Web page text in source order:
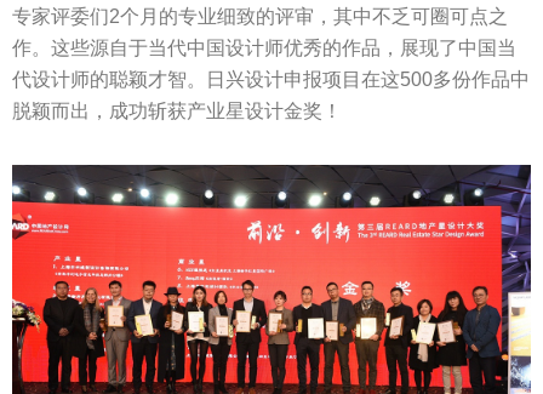
专家评委们2个月的专业细致的评审，其中不乏可圈可点之
作。这些源自于当代中国设计师优秀的作品，展现了中国当
代设计师的聪颖才智。日兴设计申报项目在这500多份作品中
脱颖而出，成功斩获产业星设计金奖！